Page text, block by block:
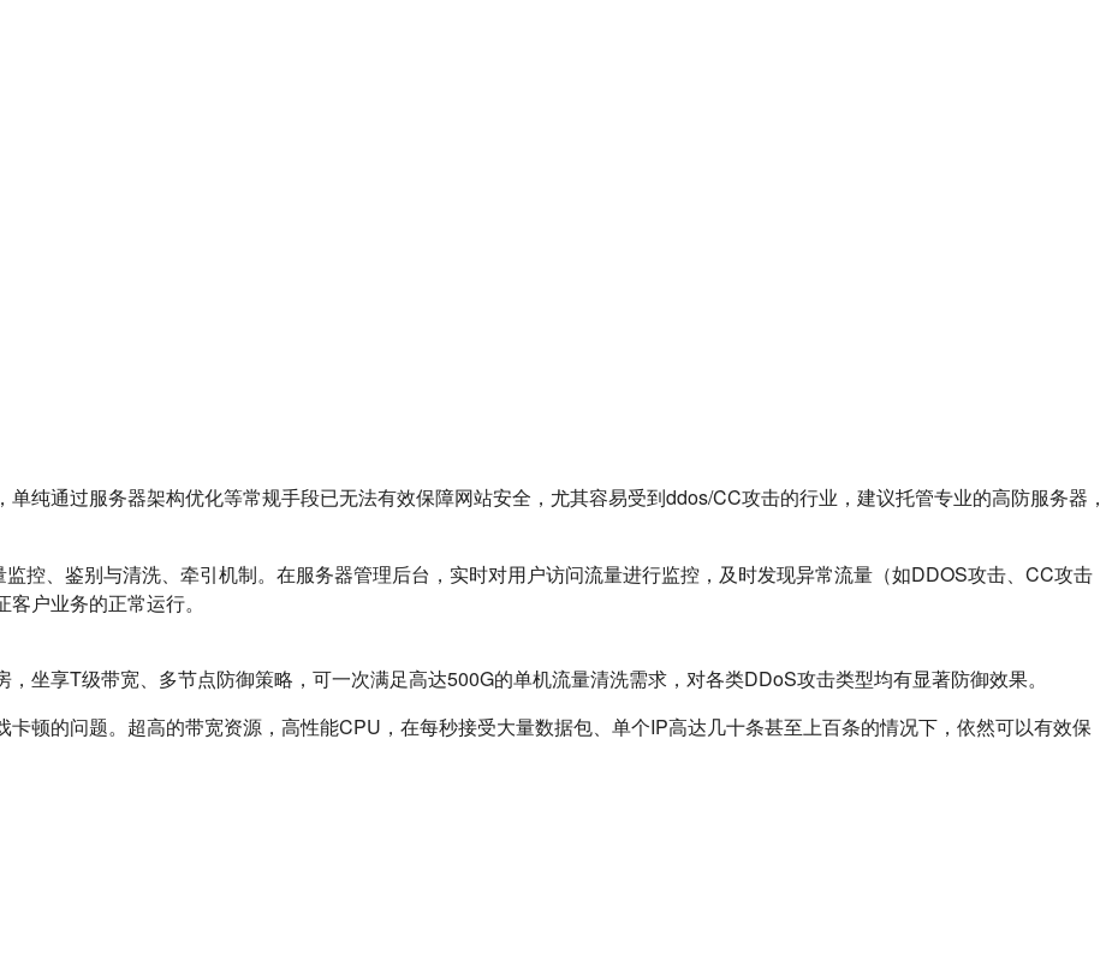
纯通过服务器架构优化等常规手段已无法有效保障网站安全，尤其容易受到ddos/CC攻击的行业，建议托管专业的高防服务器，
控、鉴别与清洗、牵引机制。在服务器管理后台，实时对用户访问流量进行监控，及时发现异常流量（如DDOS攻击、CC攻击
户业务的正常运行。
坐享T级带宽、多节点防御策略，可一次满足高达500G的单机流量清洗需求，对各类DDoS攻击类型均有显著防御效果。
顿的问题。超高的带宽资源，高性能CPU，在每秒接受大量数据包、单个IP高达几十条甚至上百条的情况下，依然可以有效保